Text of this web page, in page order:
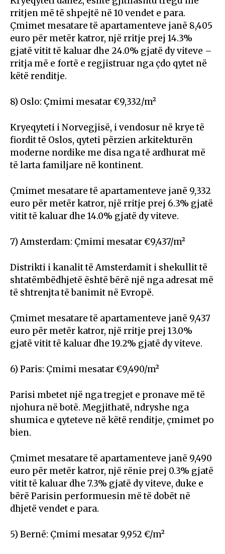
rritjen më të shpejtë në 10 vendet e para.
Çmimet mesatare të apartamenteve janë 8,405
euro për metër katror, një rritje prej 14.3%
gjatë vitit të kaluar dhe 24.0% gjatë dy viteve –
rritja më e fortë e regjistruar nga çdo qytet në
këtë renditje.
8) Oslo: Çmimi mesatar €9,332/m²
Kryeqyteti i Norvegjisë, i vendosur në krye të
fiordit të Oslos, qyteti përzien arkitekturën
moderne nordike me disa nga të ardhurat më
të larta familjare në kontinent.
Çmimet mesatare të apartamenteve janë 9,332
euro për metër katror, një rritje prej 6.3% gjatë
vitit të kaluar dhe 14.0% gjatë dy viteve.
7) Amsterdam: Çmimi mesatar €9,437/m²
Distrikti i kanalit të Amsterdamit i shekullit të
shtatëmbëdhjetë është bërë një nga adresat më
të shtrenjta të banimit në Evropë.
Çmimet mesatare të apartamenteve janë 9,437
euro për metër katror, një rritje prej 13.0%
gjatë vitit të kaluar dhe 19.2% gjatë dy viteve.
6) Paris: Çmimi mesatar €9,490/m²
Parisi mbetet një nga tregjet e pronave më të
njohura në botë. Megjithatë, ndryshe nga
shumica e qyteteve në këtë renditje, çmimet po
bien.
Çmimet mesatare të apartamenteve janë 9,490
euro për metër katror, një rënie prej 0.3% gjatë
vitit të kaluar dhe 7.3% gjatë dy viteve, duke e
bërë Parisin performuesin më të dobët në
dhjetë vendet e para.
5) Bernë: Çmimi mesatar 9,952 €/m²